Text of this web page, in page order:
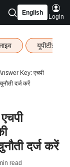
English
Login
यूपीटीईटी
Key: एचपी
दर्ज करें
दर्ज करें
read